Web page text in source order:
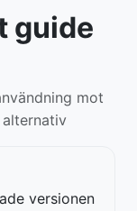
guide
mot
versionen